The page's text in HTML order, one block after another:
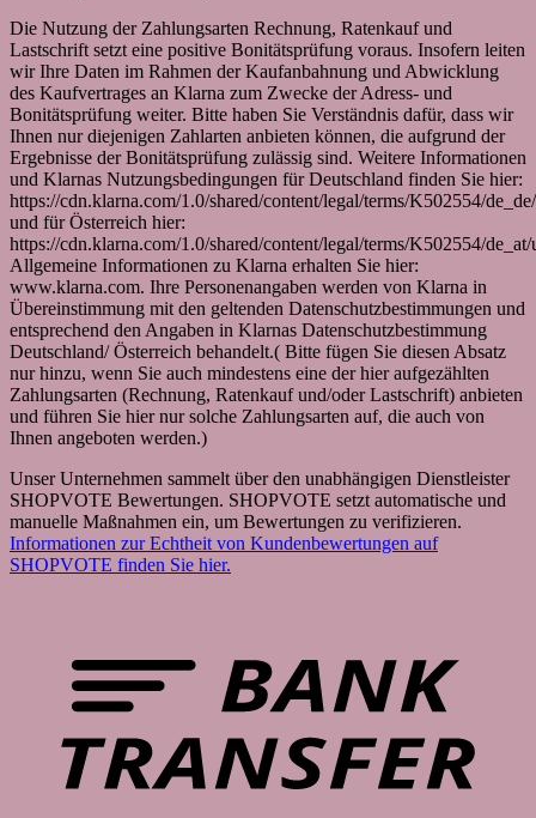
Die Nutzung der Zahlungsarten Rechnung, Ratenkauf und
Lastschrift setzt eine positive Bonitätsprüfung voraus. Insofern leiten
wir Ihre Daten im Rahmen der Kaufanbahnung und Abwicklung
des Kaufvertrages an Klarna zum Zwecke der Adress- und
Bonitätsprüfung weiter. Bitte haben Sie Verständnis dafür, dass wir
Ihnen nur diejenigen Zahlarten anbieten können, die aufgrund der
Ergebnisse der Bonitätsprüfung zulässig sind. Weitere Informationen
und Klarnas Nutzungsbedingungen für Deutschland finden Sie hier:
https://cdn.klarna.com/1.0/shared/content/legal/terms/K502554/
und für Österreich hier:
https://cdn.klarna.com/1.0/shared/content/legal/terms/K502554/de_at/
Allgemeine Informationen zu Klarna erhalten Sie hier:
www.klarna.com. Ihre Personenangaben werden von Klarna in
Übereinstimmung mit den geltenden Datenschutzbestimmungen und
entsprechend den Angaben in Klarnas Datenschutzbestimmung
Deutschland/ Österreich behandelt.( Bitte fügen Sie diesen Absatz
nur hinzu, wenn Sie auch mindestens eine der hier aufgezählten
Zahlungsarten (Rechnung, Ratenkauf und/oder Lastschrift) anbieten
und führen Sie hier nur solche Zahlungsarten auf, die auch von
Ihnen angeboten werden.)
Unser Unternehmen sammelt über den unabhängigen Dienstleister
SHOPVOTE Bewertungen. SHOPVOTE setzt automatische und
manuelle Maßnahmen ein, um Bewertungen zu verifizieren.
Informationen zur Echtheit von Kundenbewertungen auf
SHOPVOTE finden Sie hier.